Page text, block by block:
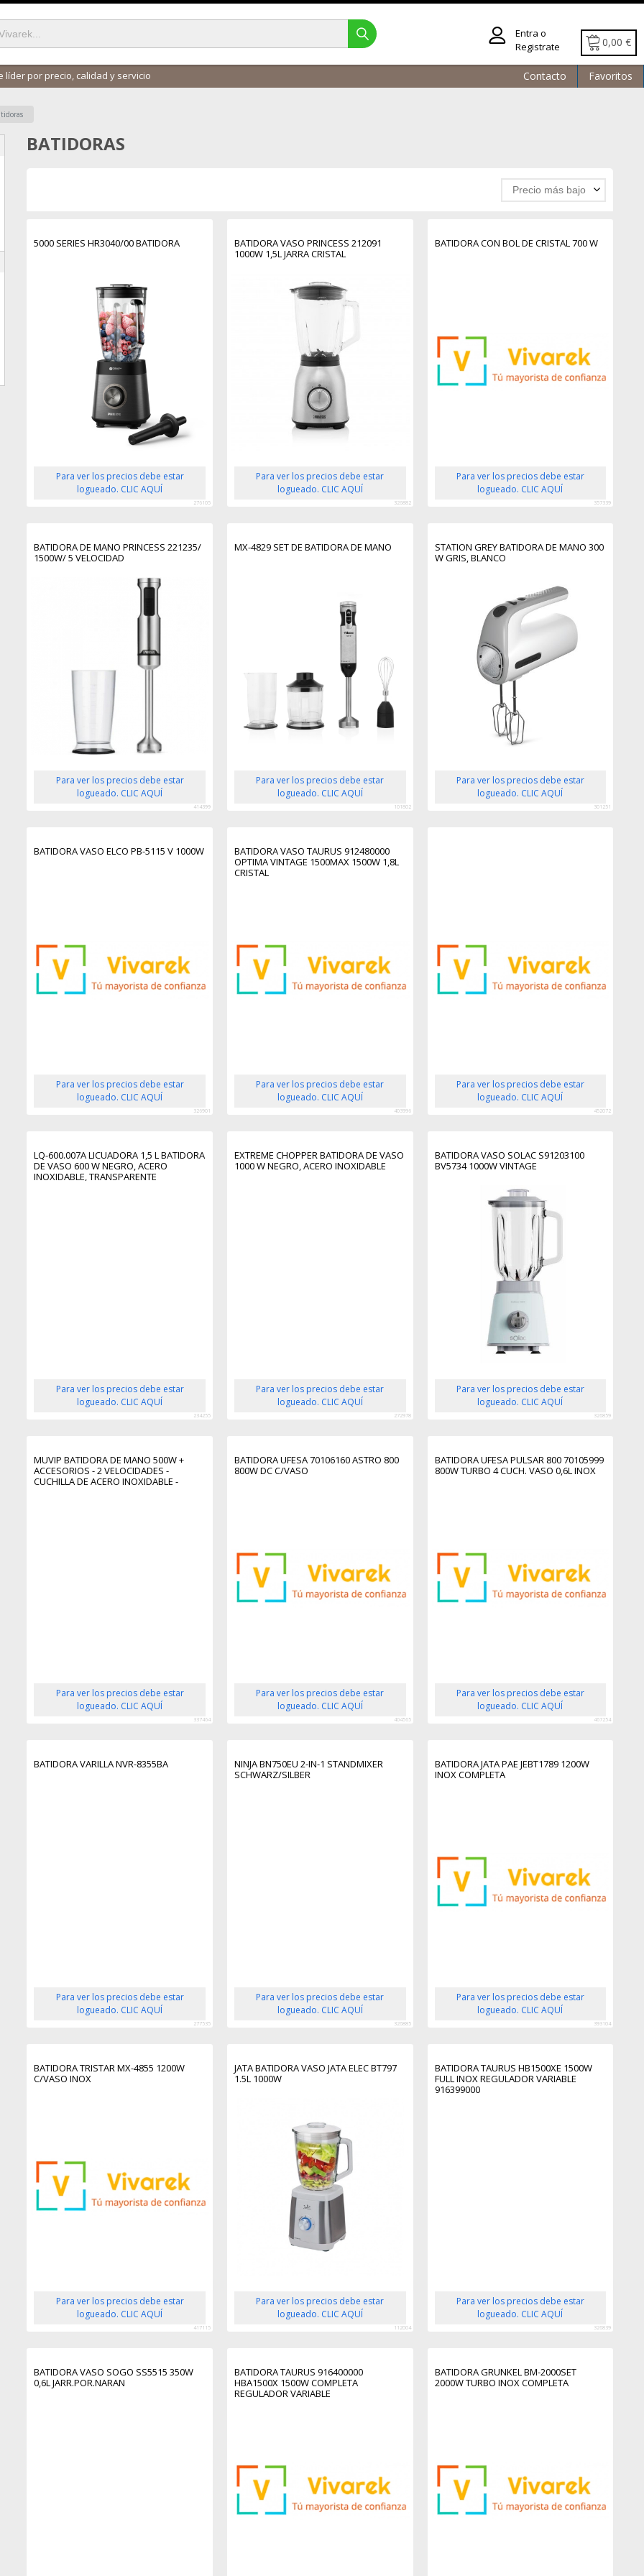
0,00 €
Entra o
Registrate
líder por precio, calidad y servicio Contacto Favoritos
BATIDORAS
Precio más bajo
5000 SERIES HR3040/00 BATIDORA
Para ver los precios debe estar
logueado. CLIC AQUÍ
276105
BATIDORA VASO PRINCESS 212091
1000W 1,5L JARRA CRISTAL
Para ver los precios debe estar
logueado. CLIC AQUÍ
326882
BATIDORA CON BOL DE CRISTAL 700 W
Para ver los precios debe estar
logueado. CLIC AQUÍ
357339
BATIDORA DE MANO PRINCESS 221235/
1500W/ 5 VELOCIDAD
Para ver los precios debe estar
logueado. CLIC AQUÍ
414399
MX-4829 SET DE BATIDORA DE MANO
Para ver los precios debe estar
logueado. CLIC AQUÍ
101802
STATION GREY BATIDORA DE MANO 300
W GRIS, BLANCO
Para ver los precios debe estar
logueado. CLIC AQUÍ
301251
BATIDORA VASO ELCO PB-5115 V 1000W
Para ver los precios debe estar
logueado. CLIC AQUÍ
326901
BATIDORA VASO TAURUS 912480000
OPTIMA VINTAGE 1500MAX 1500W 1,8L
CRISTAL
Para ver los precios debe estar
logueado. CLIC AQUÍ
403996
Para ver los precios debe estar
logueado. CLIC AQUÍ
452072
LQ-600.007A LICUADORA 1,5 L BATIDORA
DE VASO 600 W NEGRO, ACERO
INOXIDABLE, TRANSPARENTE
Para ver los precios debe estar
logueado. CLIC AQUÍ
234255
EXTREME CHOPPER BATIDORA DE VASO
1000 W NEGRO, ACERO INOXIDABLE
Para ver los precios debe estar
logueado. CLIC AQUÍ
272978
BATIDORA VASO SOLAC S91203100
BV5734 1000W VINTAGE
Para ver los precios debe estar
logueado. CLIC AQUÍ
326859
MUVIP BATIDORA DE MANO 500W +
ACCESORIOS - 2 VELOCIDADES -
CUCHILLA DE ACERO INOXIDABLE -
Para ver los precios debe estar
logueado. CLIC AQUÍ
337464
BATIDORA UFESA 70106160 ASTRO 800
800W DC C/VASO
Para ver los precios debe estar
logueado. CLIC AQUÍ
404565
BATIDORA UFESA PULSAR 800 70105999
800W TURBO 4 CUCH. VASO 0,6L INOX
Para ver los precios debe estar
logueado. CLIC AQUÍ
467254
BATIDORA VARILLA NVR-8355BA
Para ver los precios debe estar
logueado. CLIC AQUÍ
277535
NINJA BN750EU 2-IN-1 STANDMIXER
SCHWARZ/SILBER
Para ver los precios debe estar
logueado. CLIC AQUÍ
326885
BATIDORA JATA PAE JEBT1789 1200W
INOX COMPLETA
Para ver los precios debe estar
logueado. CLIC AQUÍ
393104
BATIDORA TRISTAR MX-4855 1200W
C/VASO INOX
Para ver los precios debe estar
logueado. CLIC AQUÍ
417115
JATA BATIDORA VASO JATA ELEC BT797
1.5L 1000W
Para ver los precios debe estar
logueado. CLIC AQUÍ
112004
BATIDORA TAURUS HB1500XE 1500W
FULL INOX REGULADOR VARIABLE
916399000
Para ver los precios debe estar
logueado. CLIC AQUÍ
326839
BATIDORA VASO SOGO SS5515 350W
0,6L JARR.POR.NARAN
BATIDORA TAURUS 916400000
HBA1500X 1500W COMPLETA
REGULADOR VARIABLE
BATIDORA GRUNKEL BM-2000SET
2000W TURBO INOX COMPLETA